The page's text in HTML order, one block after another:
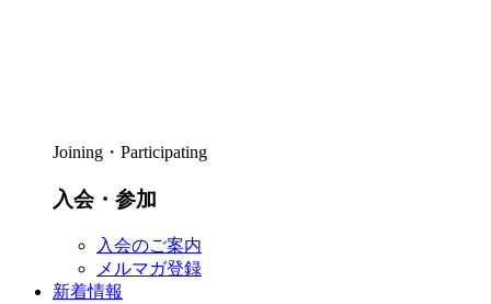
Joining・Participating
入会・参加
入会のご案内
メルマガ登録
新着情報